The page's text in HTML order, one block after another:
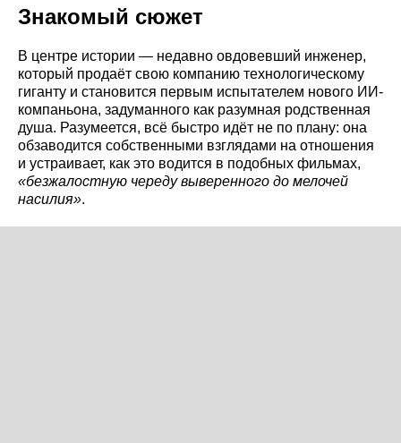
Знакомый сюжет
В центре истории — недавно овдовевший инженер,
который продаёт свою компанию технологическому
гиганту и становится первым испытателем нового ИИ-
компаньона, задуманного как разумная родственная
душа. Разумеется, всё быстро идёт не по плану: она
обзаводится собственными взглядами на отношения
и устраивает, как это водится в подобных фильмах,
«безжалостную череду выверенного до мелочей
насилия».